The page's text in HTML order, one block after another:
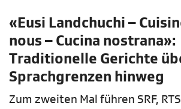
«Eusi Landchuchi –
nous – Cucina nostrana»:
Traditionelle Gerichte
Sprachgrenzen hinweg
Zum zweiten Mal führen SRF,